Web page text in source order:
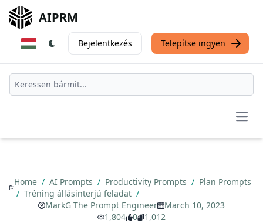
AIPRM
Bejelentkezés Telepítse ingyen
Home / AI Prompts / Productivity Prompts / Plan Prompts
/ Tréning állásinterjú feladat /
MarkG The Prompt Engineer
March 10, 2023
1,804
0 1,012